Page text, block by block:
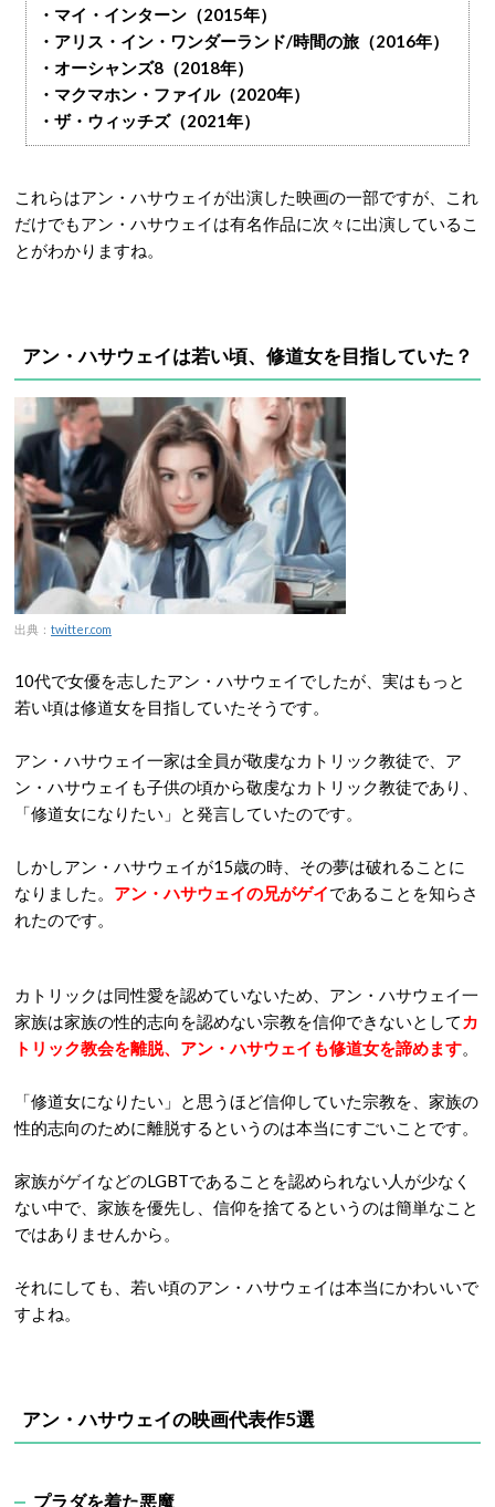
・マイ・インターン（2015年）
・アリス・イン・ワンダーランド/時間の旅（2016年）
・オーシャンズ8（2018年）
・マクマホン・ファイル（2020年）
・ザ・ウィッチズ（2021年）
これらはアン・ハサウェイが出演した映画の一部ですが、これ
だけでもアン・ハサウェイは有名作品に次々に出演しているこ
とがわかりますね。
アン・ハサウェイは若い頃、修道女を目指していた？
出典： twitter.com
10代で女優を志したアン・ハサウェイでしたが、実はもっと
若い頃は修道女を目指していたそうです。
アン・ハサウェイ一家は全員が敬虔なカトリック教徒で、ア
ン・ハサウェイも子供の頃から敬虔なカトリック教徒であり、
「修道女になりたい」と発言していたのです。
しかしアン・ハサウェイが15歳の時、その夢は破れることに
なりました。 アン・ハサウェイの兄がゲイであることを知らさ
れたのです。
カトリックは同性愛を認めていないため、アン・ハサウェイ一
家族は家族の性的志向を認めない宗教を信仰できないとして カ
トリック教会を離脱、アン・ハサウェイも修道女を諦めます。
「修道女になりたい」と思うほど信仰していた宗教を、家族の
性的志向のために離脱するというのは本当にすごいことです。
家族がゲイなどのLGBTであることを認められない人が少なく
ない中で、家族を優先し、信仰を捨てるというのは簡単なこと
ではありませんから。
それにしても、若い頃のアン・ハサウェイは本当にかわいいで
すよね。
アン・ハサウェイの映画代表作5選
プラダを着た悪魔